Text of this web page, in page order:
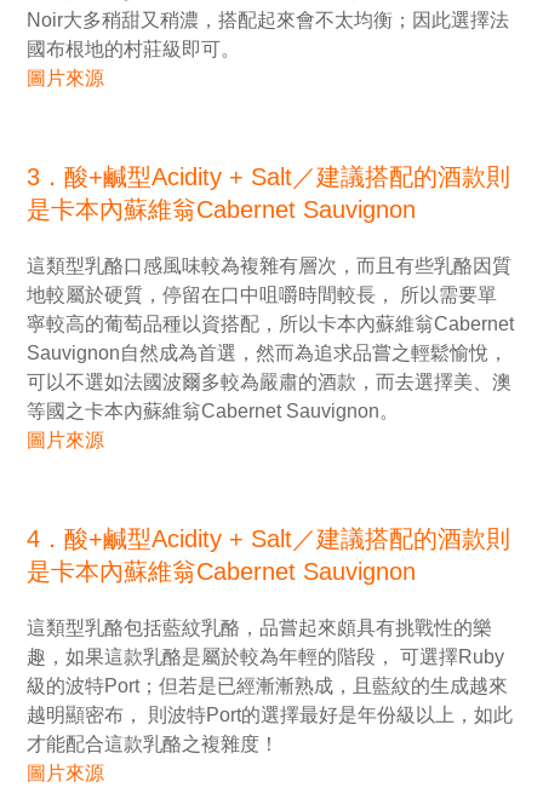
Noir大多稍甜又稍濃，搭配起來會不太均衡；因此選擇法
國布根地的村莊級即可。
圖片來源
3．酸+鹹型Acidity + Salt／建議搭配的酒款則
是卡本內蘇維翁Cabernet Sauvignon
這類型乳酪口感風味較為複雜有層次，而且有些乳酪因質
地較屬於硬質，停留在口中咀嚼時間較長， 所以需要單
寧較高的葡萄品種以資搭配，所以卡本內蘇維翁Cabernet
Sauvignon自然成為首選，然而為追求品嘗之輕鬆愉悅，
可以不選如法國波爾多較為嚴肅的酒款，而去選擇美、澳
等國之卡本內蘇維翁Cabernet Sauvignon。
圖片來源
4．酸+鹹型Acidity + Salt／建議搭配的酒款則
是卡本內蘇維翁Cabernet Sauvignon
這類型乳酪包括藍紋乳酪，品嘗起來頗具有挑戰性的樂
趣，如果這款乳酪是屬於較為年輕的階段， 可選擇Ruby
級的波特Port；但若是已經漸漸熟成，且藍紋的生成越來
越明顯密布， 則波特Port的選擇最好是年份級以上，如此
才能配合這款乳酪之複雜度！
圖片來源